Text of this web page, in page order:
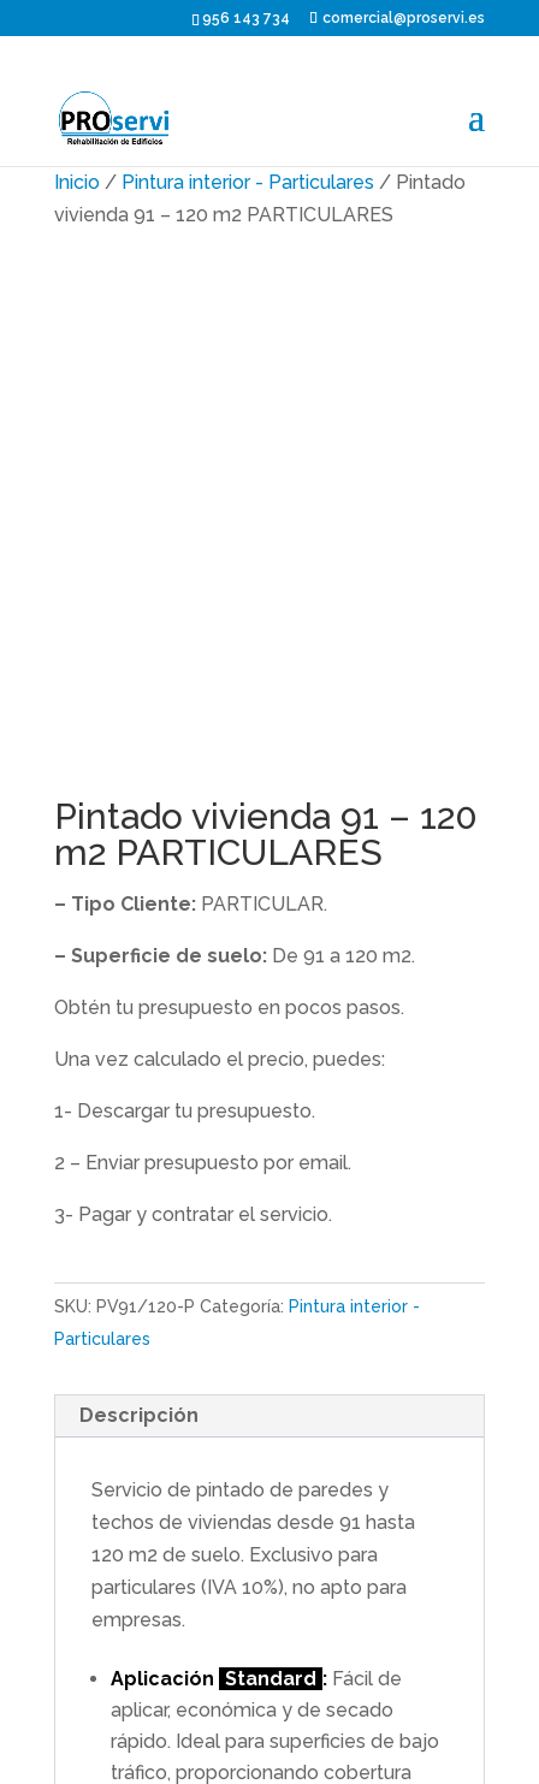
956 143 734 comercial@proservi.es
Inicio/ Pintura interior - Particulares / Pintado
vivienda 91 – 120 m2 PARTICULARES
Pintado vivienda 91 – 120
m2 PARTICULARES
– Tipo Cliente:PARTICULAR.
– Superficie de suelo:De 91 a 120 m2.
Obtén tu presupuesto en pocos pasos.
Una vez calculado el precio, puedes:
1- Descargar tu presupuesto.
2 – Enviar presupuesto por email.
3- Pagar y contratar el servicio.
SKU: PV91/120-P Categoría: Pintura interior -
Particulares
Descripción
Servicio de pintado de paredes y
techos de viviendas desde 91 hasta
120 m2 de suelo. Exclusivo para
particulares (IVA 10%), no apto para
empresas.
Aplicación Standard : Fácil de
aplicar, económica y de secado
rápido. Ideal para superficies de bajo
tráfico, proporcionando cobertura